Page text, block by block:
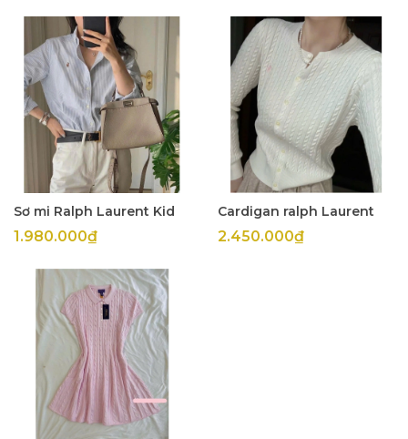
Sơ mi Ralph Laurent Kid
1.980.000₫
Cardigan ralph Laurent
2.450.000₫